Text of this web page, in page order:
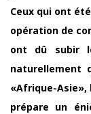
Ceux qui ont
opération de
ont dû subir
naturellement
«Afrique-Asie»,
prépare un